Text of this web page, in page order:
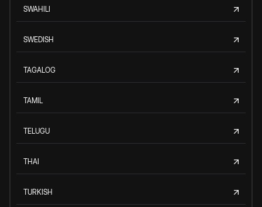
SWAHILI
SWEDISH
TAGALOG
TAMIL
TELUGU
THAI
TURKISH